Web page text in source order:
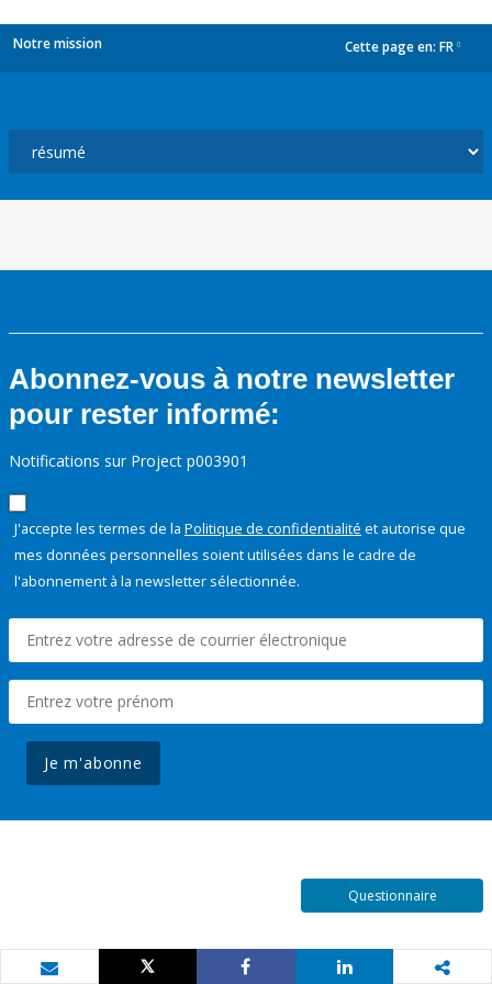
Notre mission Cette page en: FR
Abonnez-vous à notre newsletter
pour rester informé:
Notifications sur Project p003901
J'accepte les termes de la Politique de confidentialité et autorise que
mes données personnelles soient utilisées dans le cadre de
l'abonnement à la newsletter sélectionnée.
Je m'abonne
Questionnaire